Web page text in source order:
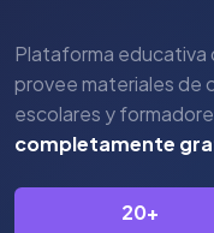
Plataforma educativa
provee materiales de
escolares y
completamente
20+